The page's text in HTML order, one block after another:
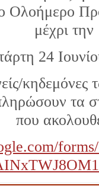
Ολοήμερο
μέχρι την
24
κηδεμόνες
τα
που